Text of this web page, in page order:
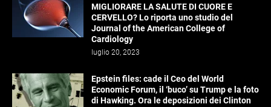
MIGLIORARE LA SALUTE DI CUORE E
CERVELLO? Lo riporta uno studio del
Journal of the American College of
Cardiology
luglio 20, 2023
Epstein files: cade il Ceo del World
Economic Forum, il ‘buco’ su Trump e la foto
di Hawking. Ora le deposizioni dei Clinton